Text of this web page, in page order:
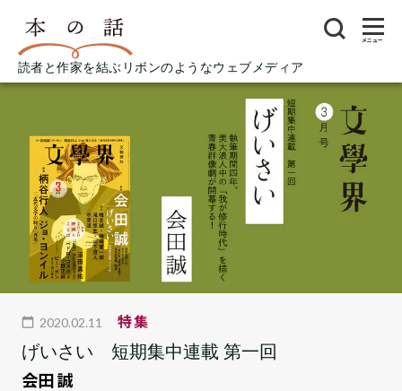
読者と作家を結ぶリボンのようなウェブメディア
メニュー
2020.02.11 特集
げいさい 短期集中連載 第一回
会田 誠